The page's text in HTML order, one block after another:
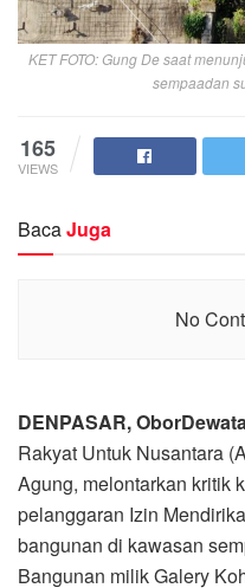
KET FOTO: Gung De saat
sempaadan
165
VIEWS
BacaJuga
No
DENPASAR,
Rakyat Untuk Nusantara
Agung, melontarkan kritik
pelanggaran Izin
bangunan di kawasan
Bangunan milik Galery